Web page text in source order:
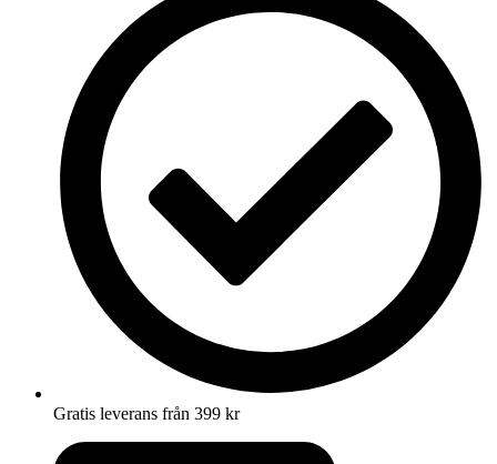
Gratis leverans från 399 kr